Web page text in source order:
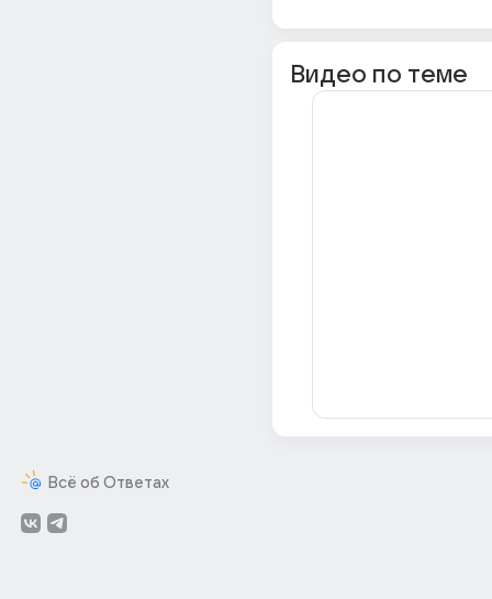
Всё об Ответах
Видео по теме